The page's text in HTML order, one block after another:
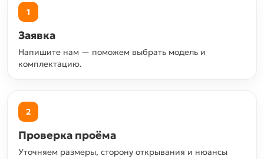
1
Заявка
Напишите нам — поможем выбрать модель и
комплектацию.
2
Проверка проёма
Уточняем размеры, сторону открывания и нюансы